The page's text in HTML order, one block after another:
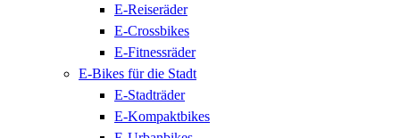
E-Reiseräder
E-Crossbikes
E-Fitnessräder
E-Bikes für die Stadt
E-Stadträder
E-Kompaktbikes